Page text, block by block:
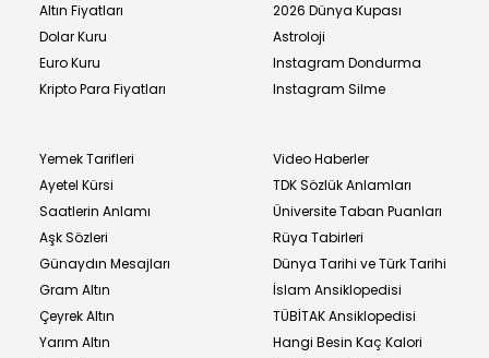
Altın Fiyatları
Dolar Kuru
Euro Kuru
Kripto Para Fiyatları
2026 Dünya Kupası
Astroloji
Instagram Dondurma
Instagram Silme
Yemek Tarifleri
Ayetel Kürsi
Saatlerin Anlamı
Aşk Sözleri
Günaydın Mesajları
Gram Altın
Çeyrek Altın
Yarım Altın
Video Haberler
TDK Sözlük Anlamları
Üniversite Taban Puanları
Rüya Tabirleri
Dünya Tarihi ve Türk Tarihi
İslam Ansiklopedisi
TÜBİTAK Ansiklopedisi
Hangi Besin Kaç Kalori